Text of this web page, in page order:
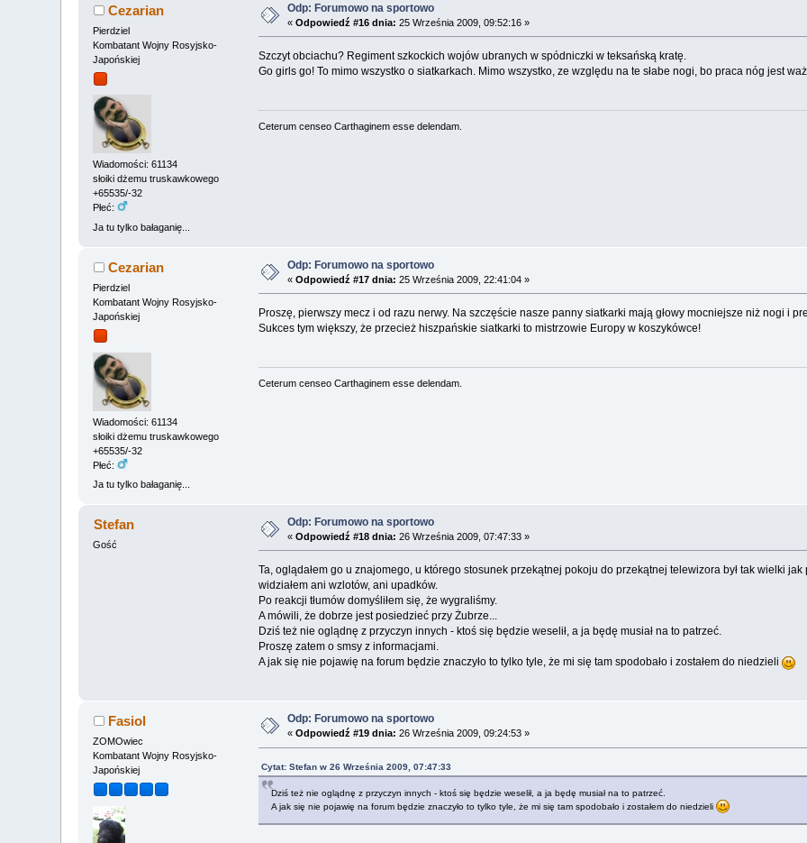
Cezarian
Pierdziel
Kombatant Wojny Rosyjsko-
Japońskiej
Wiadomości: 61134
słoiki dżemu truskawkowego
+65535/-32
Płeć:
Ja tu tylko bałaganię...
Odp: Forumowo na sportowo
«Odpowiedź #16 dnia: 25 Września 2009, 09:52:16 »
Szczyt obciachu? Regiment szkockich wojów ubranych w spódniczki w teksańską kratę.
Go girls go! To mimo wszystko o siatkarkach. Mimo wszystko, ze względu na te słabe nogi, bo praca nóg jest
Ceterum censeo Carthaginem esse delendam.
Cezarian
Pierdziel
Kombatant Wojny Rosyjsko-
Japońskiej
Wiadomości: 61134
słoiki dżemu truskawkowego
+65535/-32
Płeć:
Ja tu tylko bałaganię...
Odp: Forumowo na sportowo
«Odpowiedź #17 dnia: 25 Września 2009, 22:41:04 »
Proszę, pierwszy mecz i od razu nerwy. Na szczęście nasze panny siatkarki mają głowy mocniejsze niż nogi i
Sukces tym większy, że przecież hiszpańskie siatkarki to mistrzowie Europy w koszykówce!
Ceterum censeo Carthaginem esse delendam.
Stefan
Gość
Odp: Forumowo na sportowo
«Odpowiedź #18 dnia: 26 Września 2009, 07:47:33 »
Ta, oglądałem go u znajomego, u którego stosunek przekątnej pokoju do przekątnej telewizora był tak wielki
widziałem ani wzlotów, ani upadków.
Po reakcji tłumów domyśliłem się, że wygraliśmy.
A mówili, że dobrze jest posiedzieć przy Żubrze...
Dziś też nie oglądnę z przyczyn innych - ktoś się będzie weselił, a ja będę musiał na to patrzeć.
Proszę zatem o smsy z informacjami.
A jak się nie pojawię na forum będzie znaczyło to tylko tyle, że mi się tam spodobało i zostałem do niedzieli
Fasiol
ZOMOwiec
Kombatant Wojny Rosyjsko-
Japońskiej
Odp: Forumowo na sportowo
«Odpowiedź #19 dnia: 26 Września 2009, 09:24:53 »
Cytat: Stefan w 26 Września 2009, 07:47:33
Dziś też nie oglądnę z przyczyn innych - ktoś się będzie weselił, a ja będę musiał na to patrzeć.
A jak się nie pojawię na forum będzie znaczyło to tylko tyle, że mi się tam spodobało i zostałem do niedzieli